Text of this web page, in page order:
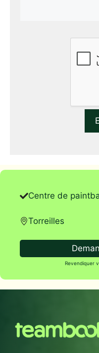
Centre de
Torreilles
Revendiquer